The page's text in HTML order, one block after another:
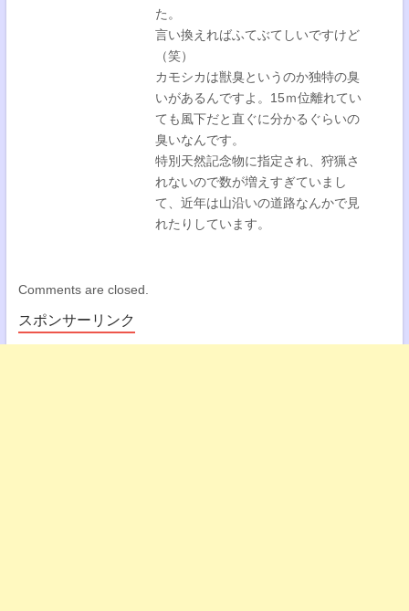
た。
言い換えればふてぶてしいですけど
（笑）
カモシカは獣臭というのか独特の臭
いがあるんですよ。15ｍ位離れてい
ても風下だと直ぐに分かるぐらいの
臭いなんです。
特別天然記念物に指定され、狩猟さ
れないので数が増えすぎていまし
て、近年は山沿いの道路なんかで見
れたりしています。
Comments are closed.
スポンサーリンク